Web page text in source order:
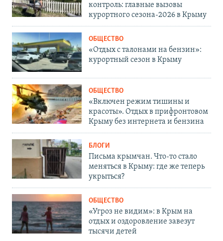
контроль: главные вызовы
курортного сезона-2026 в Крыму
ОБЩЕСТВО
«Отдых с талонами на бензин»:
курортный сезон в Крыму
ОБЩЕСТВО
«Включен режим тишины и
красоты». Отдых в прифронтовом
Крыму без интернета и бензина
БЛОГИ
Письма крымчан. Что-то стало
меняться в Крыму: где же теперь
укрыться?
ОБЩЕСТВО
«Угроз не видим»: в Крым на
отдых и оздоровление завезут
тысячи детей